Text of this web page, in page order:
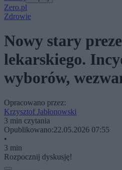
Zero.pl
Zdrowie
Nowy stary
lekarskiego.
wyborów,
Opracowano przez:
Krzysztof Jabłonowski
3 min czytania
Opublikowano:22.05.2026 07:55
•
3 min
Rozpocznij dyskusję!